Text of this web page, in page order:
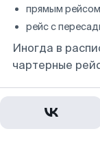
прямым рейсом
рейс с
Иногда в
чартерные